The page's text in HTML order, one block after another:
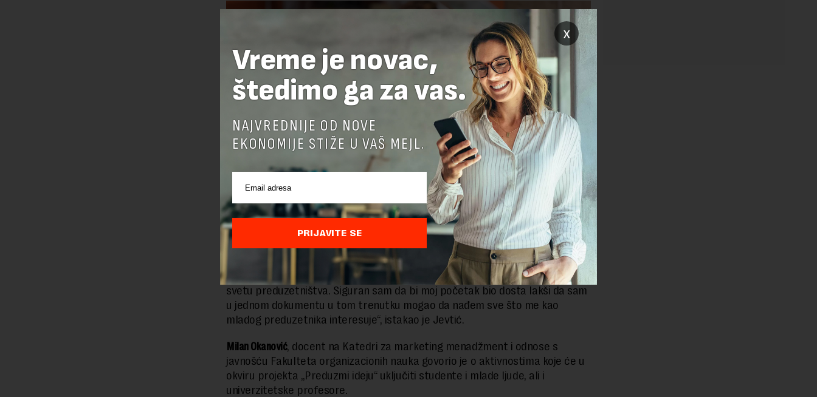
Foto: Pokreni ideju
„Kreiranje ovog vodiča jeste neki vid podrške svim mladim ljudima koji žele da
postanu inovativni preduzetnici. Za mnoge od njih, pristup ovim
informacijama značiće korak napred ka konačnoj odluci da se oprobaju u
svetu preduzetništva. Siguran sam da bi moj početak bio dosta lakši da sam
u jednom dokumentu u tom trenutku mogao da nađem sve što me kao
mladog preduzetnika interesuje“, istakao je Jevtić.
Milan Okanović, docent na Katedri za marketing menadžment i odnose s
javnošću Fakulteta organizacionih nauka govorio je o aktivnostima koje će u
okviru projekta „Preduzmi ideju“ uključiti studente i mlade ljude, ali i
univerzitetske profesore.
x
Vreme je novac,
štedimo ga za vas.
NAJVREDNIJE OD NOVE
EKONOMIJE STIŽE U VAŠ MEJL.
PRIJAVITE SE